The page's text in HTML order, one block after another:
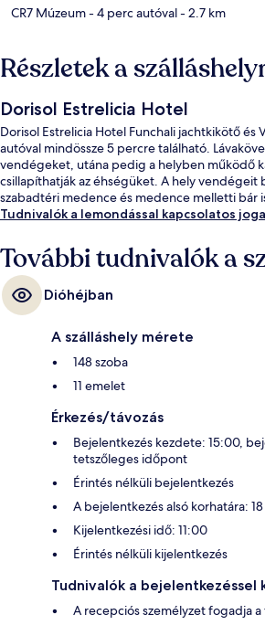
CR7 Múzeum- 4 perc autóval- 2.7 km
Részletek a
Dorisol Estrelicia Hotel
Dorisol Estrelicia Hotel Funchali jachtkikötő és
autóval mindössze 5 percre található.
vendégeket, utána pedig a helyben működő
csillapíthatják az éhségüket. A hely vendégeit
szabadtéri medence és medence melletti bár
Tudnivalók a lemondással kapcsolatos
További tudnivalók a
Dióhéjban
A szálláshely mérete
148 szoba
11 emelet
Érkezés/távozás
Bejelentkezés kezdete: 15:00,
tetszőleges időpont
Érintés nélküli bejelentkezés
A bejelentkezés alsó korhatára:
Kijelentkezési idő: 11:00
Érintés nélküli kijelentkezés
Tudnivalók a bejelentkezéssel
A recepciós személyzet fogadja